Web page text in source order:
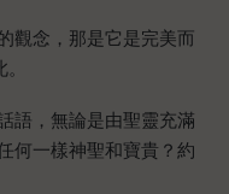
觀念，那是它是完美而
語，無論是由聖靈充滿
何一樣神聖和寶貴？約